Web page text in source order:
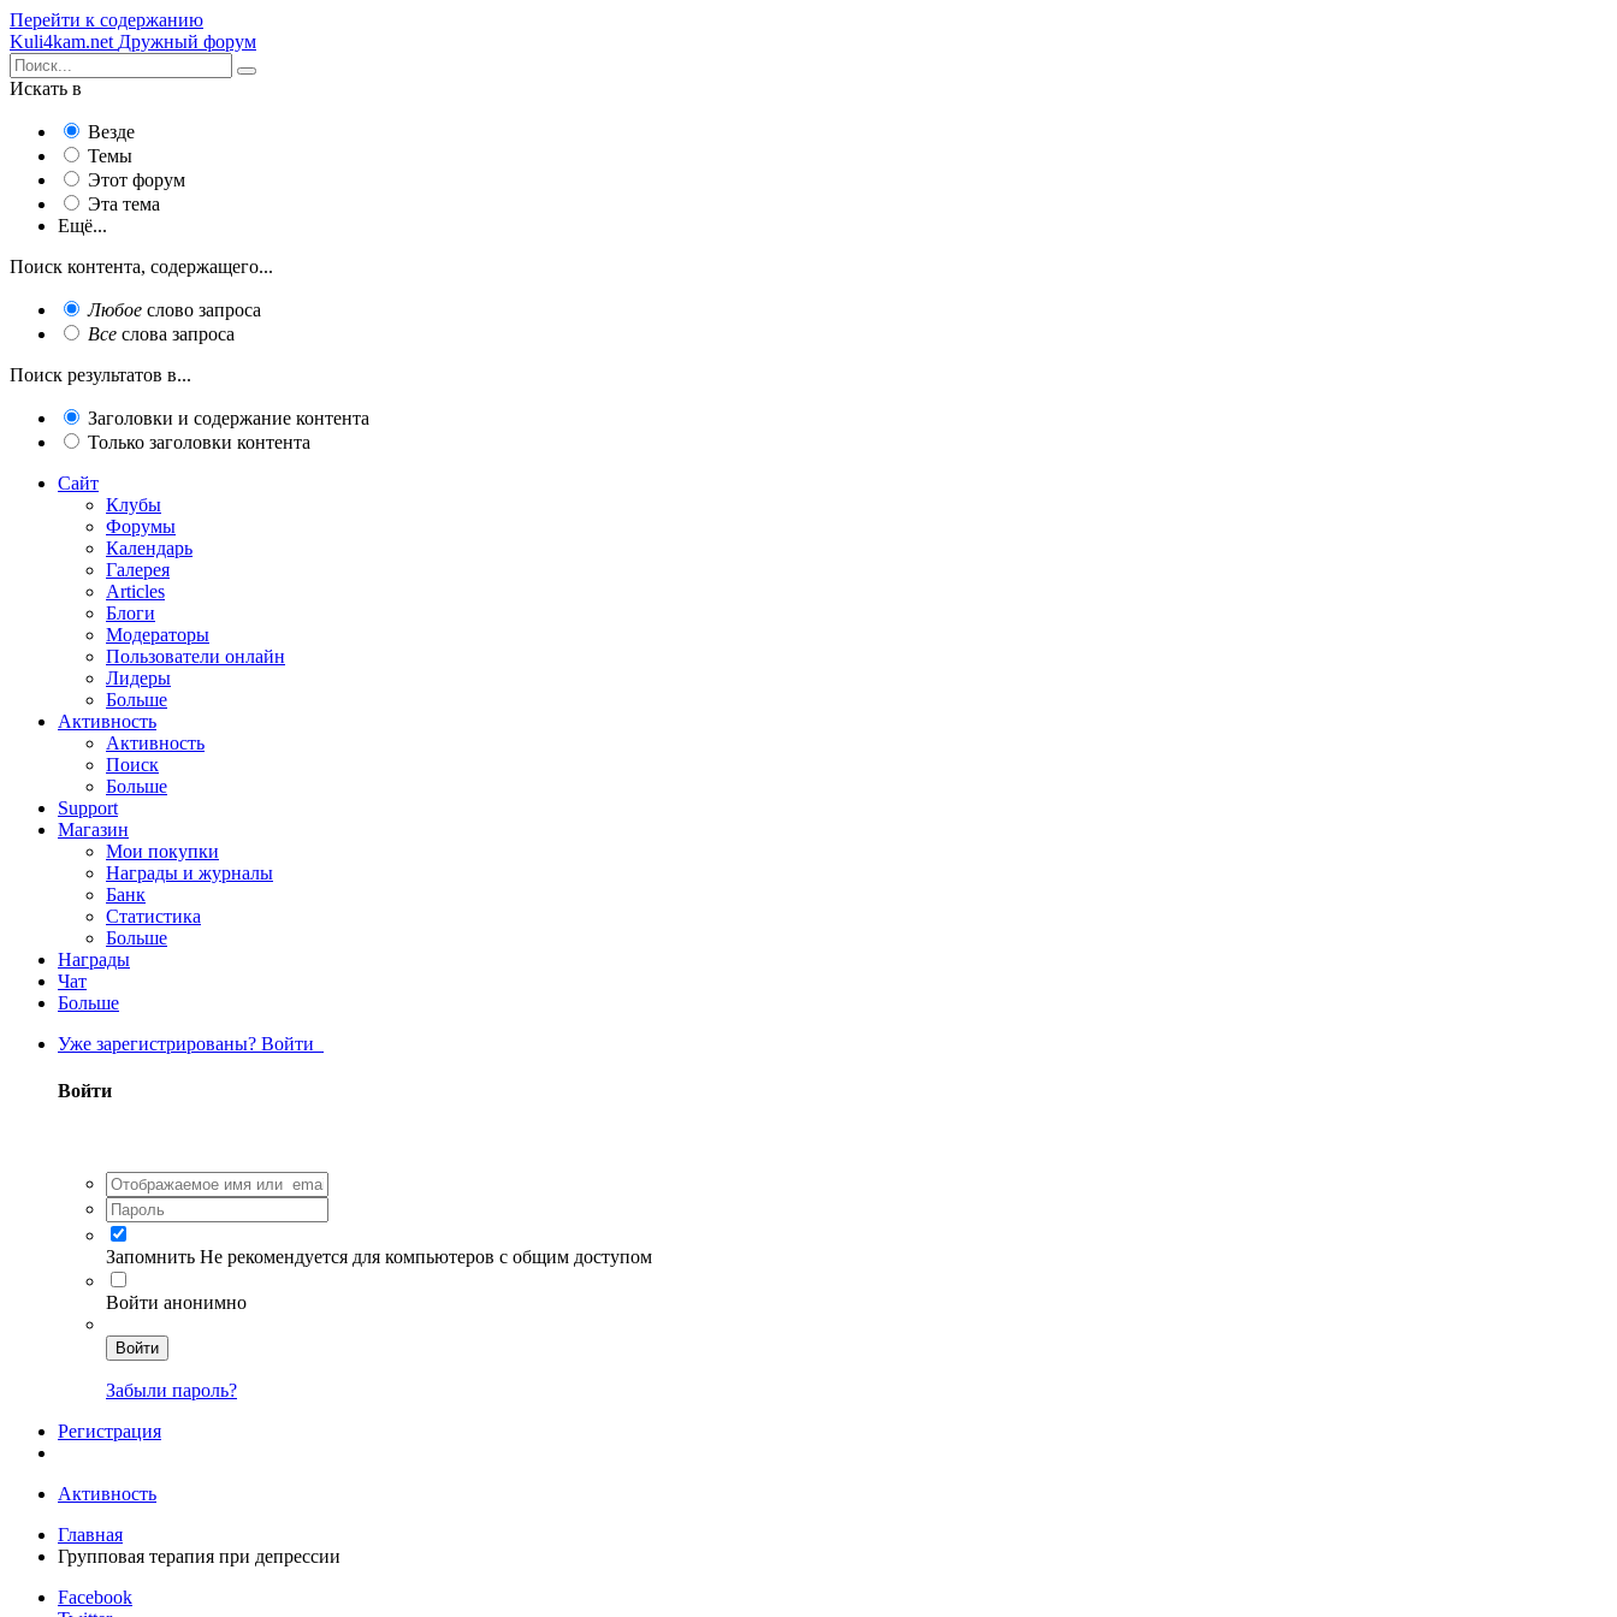
Перейти к содержанию
Kuli4kam.net Дружный форум
Искать в
Везде
Темы
Этот форум
Эта тема
Ещё...
Поиск контента, содержащего...
Любое слово запроса
Все слова запроса
Поиск результатов в...
Заголовки и содержание контента
Только заголовки контента
Сайт
Клубы
Форумы
Календарь
Галерея
Articles
Блоги
Модераторы
Пользователи онлайн
Лидеры
Больше
Активность
Активность
Поиск
Больше
Support
Магазин
Мои покупки
Награды и журналы
Банк
Статистика
Больше
Награды
Чат
Больше
Уже зарегистрированы? Войти
Войти
Запомнить Не рекомендуется для компьютеров с общим доступом
Войти анонимно
Войти
Забыли пароль?
Регистрация
Активность
Главная
Групповая терапия при депрессии
Facebook